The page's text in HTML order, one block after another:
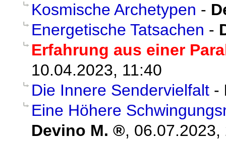
Kosmische Archetypen -
Energetische Tatsachen -
Erfahrung aus einer
10.04.2023, 11:40
Die Innere Sendervielfalt -
Eine Höhere
Devino M.
, 06.07.2023,